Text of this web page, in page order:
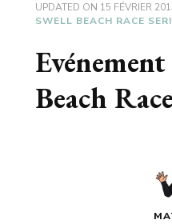
UPDATED ON 15 FÉVRIER
SWELL BEACH RACE
Beach